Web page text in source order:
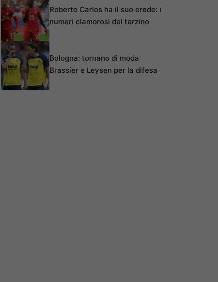
Roberto Carlos ha il suo erede: i
numeri clamorosi del terzino
Bologna: tornano di moda
Brassier e Leysen per la difesa